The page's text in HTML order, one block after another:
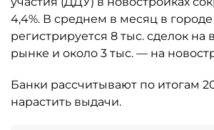
4,4%. В среднем в месяц в городе
регистрируется 8 тыс. сделок на
рынке и около 3 тыс. — на
Банки рассчитывают по итогам
нарастить выдачи.